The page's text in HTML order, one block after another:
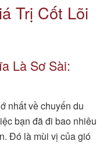
Trị Cốt Lõi
Là Sơ Sài:
nhất về chuyến du
bạn đã đi bao nhiêu
Đó là mùi vị của gió